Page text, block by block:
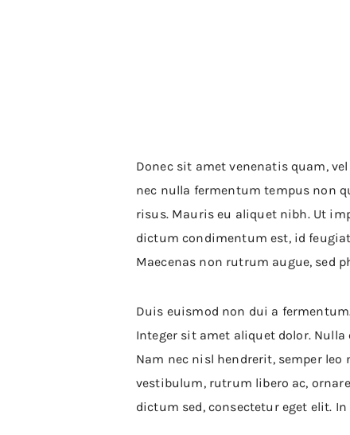
Donec sit amet venenatis quam,
nec nulla fermentum tempus non
risus. Mauris eu aliquet nibh. Ut
dictum condimentum est, id
Maecenas non rutrum augue, sed
Duis euismod non dui a
Integer sit amet aliquet dolor.
Nam nec nisl hendrerit, semper
vestibulum, rutrum libero ac,
dictum sed, consectetur eget elit.